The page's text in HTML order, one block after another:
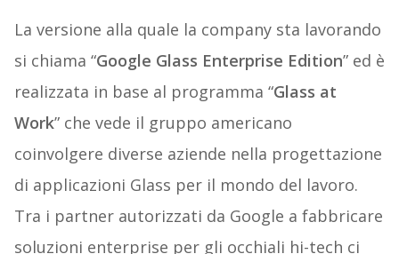
La versione alla quale la company sta lavorando
si chiama “Google Glass Enterprise Edition” ed è
realizzata in base al programma “Glass at
Work” che vede il gruppo americano
coinvolgere diverse aziende nella progettazione
di applicazioni Glass per il mondo del lavoro.
Tra i partner autorizzati da Google a fabbricare
soluzioni enterprise per gli occhiali hi-tech ci